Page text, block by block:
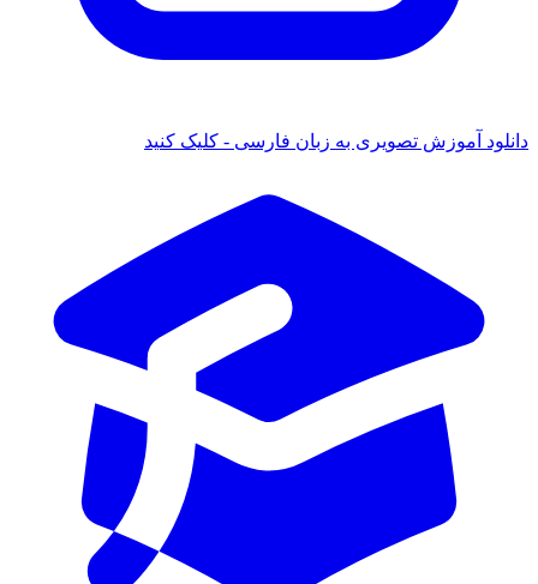
آموزش تصویری به زبان فارسی - کلیک کنید